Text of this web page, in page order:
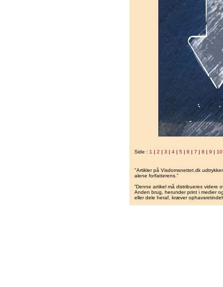
Side : 1 | 2 | 3 | 4 | 5 | 6 | 7 | 8 | 9 | 10
"Artikler på Visdomsnettet.dk
alene forfatterens.”
”Denne artikel må distribueres videre
Anden brug, herunder print i medier
eller dele heraf, kræver